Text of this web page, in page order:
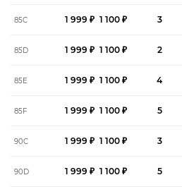
85C 1 999 ₽ 1 100 ₽ 3
85D 1 999 ₽ 1 100 ₽ 2
85E 1 999 ₽ 1 100 ₽ 4
85F 1 999 ₽ 1 100 ₽ 5
90C 1 999 ₽ 1 100 ₽ 3
90D 1 999 ₽ 1 100 ₽ 5